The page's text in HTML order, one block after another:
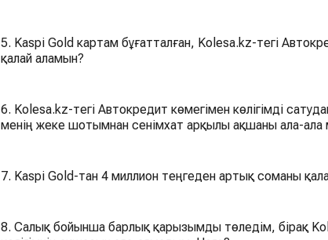
5. Kaspi Gold картам бұғатталған, Kolesa.kz-тегі
қалай аламын?
6. Kolesa.kz-тегі Автокредит көмегімен көлігімді
менің жеке шотымнан сенімхат арқылы ақшаны ала-ала
7. Kaspi Gold-тан 4 миллион теңгеден артық соманы
8. Салық бойынша барлық қарызымды төледім, бірақ